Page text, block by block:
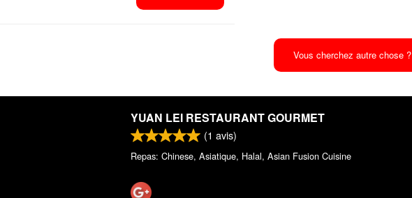
Vous cherchez autre chose ?
YUAN LEI RESTAURANT GOURMET
(1 avis)
Repas: Chinese, Asiatique, Halal, Asian Fusion Cuisine